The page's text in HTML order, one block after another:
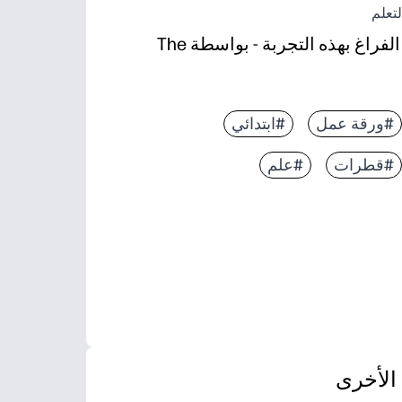
خمن كمية المياه التي ستملأ الفراغ بهذه التجربة - بواسطة The
#ورقة عمل #ابتدائي
#قطرات #علم